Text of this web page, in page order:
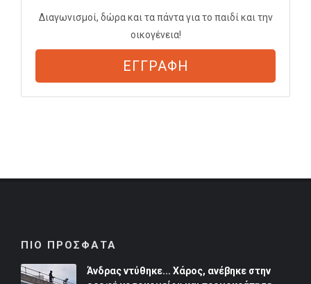
Διαγωνισμοί, δώρα και τα πάντα για το παιδί και την
οικογένεια!
ΕΓΓΡΑΦΗ
ΠΙΟ ΠΡΟΣΦΑΤΑ
Άνδρας ντύθηκε... Χάρος, ανέβηκε στην